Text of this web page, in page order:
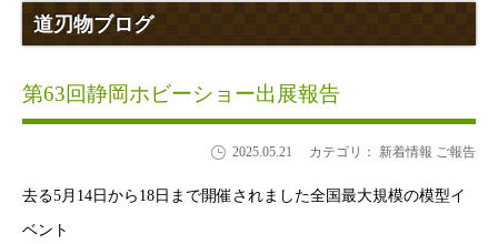
道刃物ブログ
第63回静岡ホビーショー出展報告
2025.05.21 カテゴリ： 新着情報 ご報告
去る5月14日から18日まで開催されました全国最大規模の模型イ
ベント